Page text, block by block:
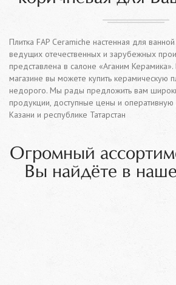
Плитка FAP Ceramiche настенная для
ведущих отечественных и зарубежных
представлена в салоне «Аганим
магазине вы можете купить керамическую
недорого. Мы рады предложить вам
продукции, доступные цены и оперативную
Казани и республике Татарстан
Огромный
Вы найдёте в